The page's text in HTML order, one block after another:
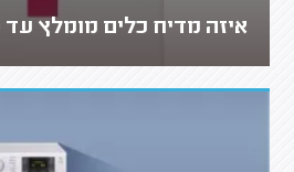
איזה מדיח כלים מומלץ עד 2000 ש"ח?